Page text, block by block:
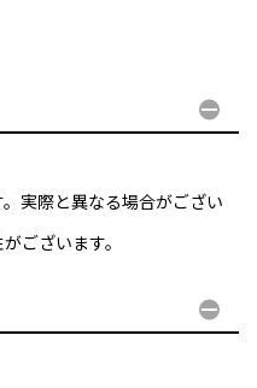
実際と異なる場合がござい
ございます。